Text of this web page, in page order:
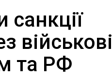
військові
та РФ